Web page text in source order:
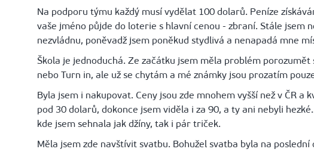
Na podporu týmu každý musí vydělat 100 dolarů. Peníze
vaše jméno půjde do loterie s hlavní cenou - zbraní. Stále jsem
nezvládnu, poněvadž jsem poněkud stydlivá a nenapadá mne
Škola je jednoduchá. Ze začátku jsem měla problém
nebo Turn in, ale už se chytám a mé známky jsou prozatím
Byla jsem i nakupovat. Ceny jsou zde mnohem vyšší než v ČR a
pod 30 dolarů, dokonce jsem viděla i za 90, a ty ani nebyli
kde jsem sehnala jak džíny, tak i pár triček.
Měla jsem zde navštívit svatbu. Bohužel svatba byla na